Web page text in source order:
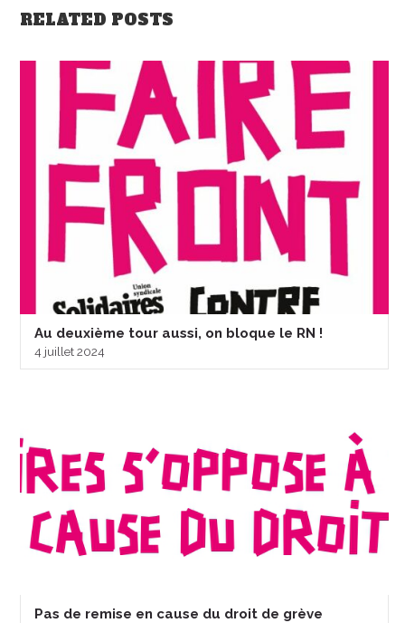
RELATED POSTS
Au deuxième tour aussi, on bloque le RN !
4 juillet 2024
Pas de remise en cause du droit de grève